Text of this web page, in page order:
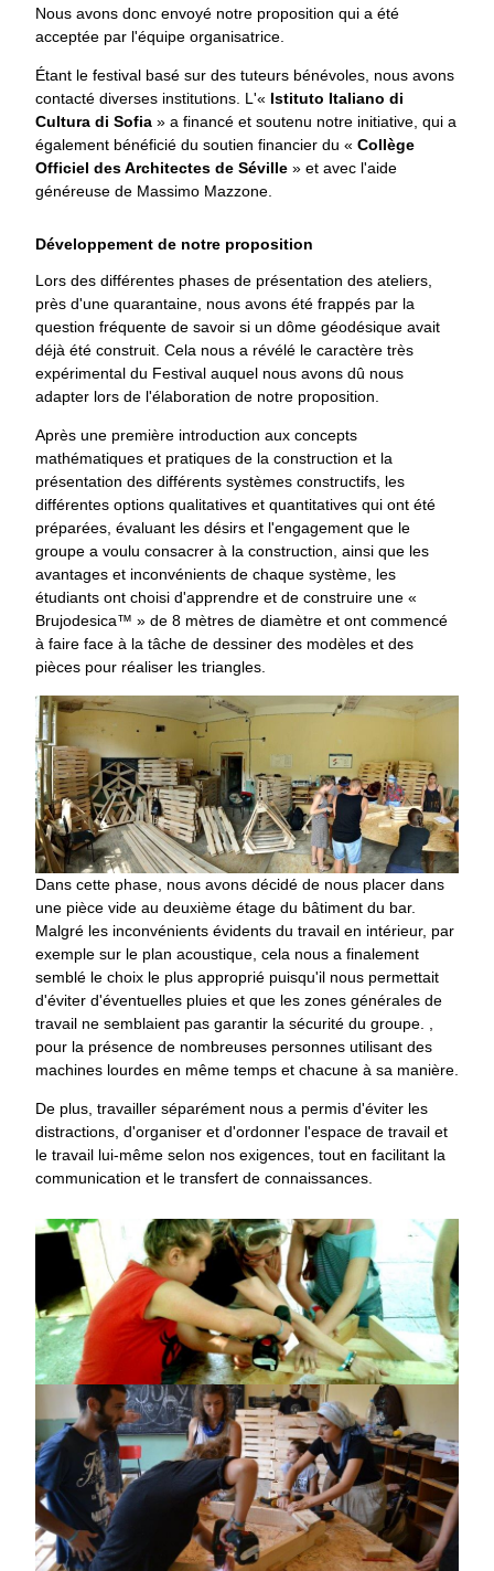
Nous avons donc envoyé notre proposition qui a été
acceptée par l'équipe organisatrice.
Étant le festival basé sur des tuteurs bénévoles, nous avons
contacté diverses institutions. L'« Istituto Italiano di
Cultura di Sofia » a financé et soutenu notre initiative, qui a
également bénéficié du soutien financier du « Collège
Officiel des Architectes de Séville » et avec l'aide
généreuse de Massimo Mazzone.
Développement de notre proposition
Lors des différentes phases de présentation des ateliers,
près d'une quarantaine, nous avons été frappés par la
question fréquente de savoir si un dôme géodésique avait
déjà été construit. Cela nous a révélé le caractère très
expérimental du Festival auquel nous avons dû nous
adapter lors de l'élaboration de notre proposition.
Après une première introduction aux concepts
mathématiques et pratiques de la construction et la
présentation des différents systèmes constructifs, les
différentes options qualitatives et quantitatives qui ont été
préparées, évaluant les désirs et l'engagement que le
groupe a voulu consacrer à la construction, ainsi que les
avantages et inconvénients de chaque système, les
étudiants ont choisi d'apprendre et de construire une «
Brujodesica™ » de 8 mètres de diamètre et ont commencé
à faire face à la tâche de dessiner des modèles et des
pièces pour réaliser les triangles.
Dans cette phase, nous avons décidé de nous placer dans
une pièce vide au deuxième étage du bâtiment du bar.
Malgré les inconvénients évidents du travail en intérieur, par
exemple sur le plan acoustique, cela nous a finalement
semblé le choix le plus approprié puisqu'il nous permettait
d'éviter d'éventuelles pluies et que les zones générales de
travail ne semblaient pas garantir la sécurité du groupe. ,
pour la présence de nombreuses personnes utilisant des
machines lourdes en même temps et chacune à sa manière.
De plus, travailler séparément nous a permis d'éviter les
distractions, d'organiser et d'ordonner l'espace de travail et
le travail lui-même selon nos exigences, tout en facilitant la
communication et le transfert de connaissances.